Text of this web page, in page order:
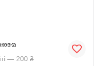
— 200 ₴